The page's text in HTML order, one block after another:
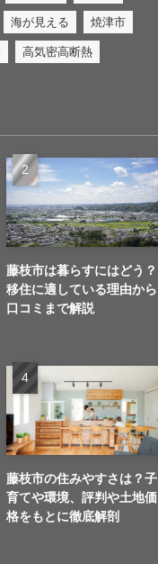
海が見える 焼津市
高気密高断熱
藤枝市は暮らすにはどう？
移住に適している理由から
口コミまで解説
藤枝市の住みやすさは？子
育てや環境、評判や土地価
格をもとに徹底解剖